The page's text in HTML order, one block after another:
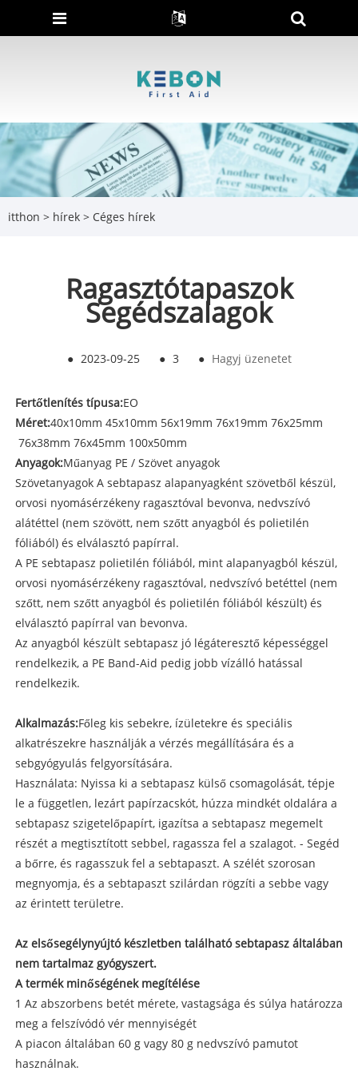
itthon > hírek > Céges hírek
Ragasztótapaszok
Segédszalagok
● 2023-09-25 ● 3 ● Hagyj üzenetet
Fertőtlenítés típusa:EO
Méret:40x10mm 45x10mm 56x19mm 76x19mm 76x25mm
76x38mm 76x45mm 100x50mm
Anyagok:Műanyag PE / Szövet anyagok
Szövetanyagok A sebtapasz alapanyagként szövetből készül,
orvosi nyomásérzékeny ragasztóval bevonva, nedvszívó
alátéttel (nem szövött, nem szőtt anyagból és polietilén
fóliából) és elválasztó papírral.
A PE sebtapasz polietilén fóliából, mint alapanyagból készül,
orvosi nyomásérzékeny ragasztóval, nedvszívó betéttel (nem
szőtt, nem szőtt anyagból és polietilén fóliából készült) és
elválasztó papírral van bevonva.
Az anyagból készült sebtapasz jó légáteresztő képességgel
rendelkezik, a PE Band-Aid pedig jobb vízálló hatással
rendelkezik.
Alkalmazás:Főleg kis sebekre, ízületekre és speciális
alkatrészekre használják a vérzés megállítására és a
sebgyógyulás felgyorsítására.
Használata: Nyissa ki a sebtapasz külső csomagolását, tépje
le a független, lezárt papírzacskót, húzza mindkét oldalára a
sebtapasz szigetelőpapírt, igazítsa a sebtapasz megemelt
részét a megtisztított sebbel, ragassza fel a szalagot. - Segéd
a bőrre, és ragasszuk fel a sebtapaszt. A szélét szorosan
megnyomja, és a sebtapaszt szilárdan rögzíti a sebbe vagy
az érintett területre.
Az elsősegélynyújtó készletben található sebtapasz általában
nem tartalmaz gyógyszert.
A termék minőségének megítélése
1 Az abszorbens betét mérete, vastagsága és súlya határozza
meg a felszívódó vér mennyiségét
A piacon általában 60 g vagy 80 g nedvszívó pamutot
használnak.